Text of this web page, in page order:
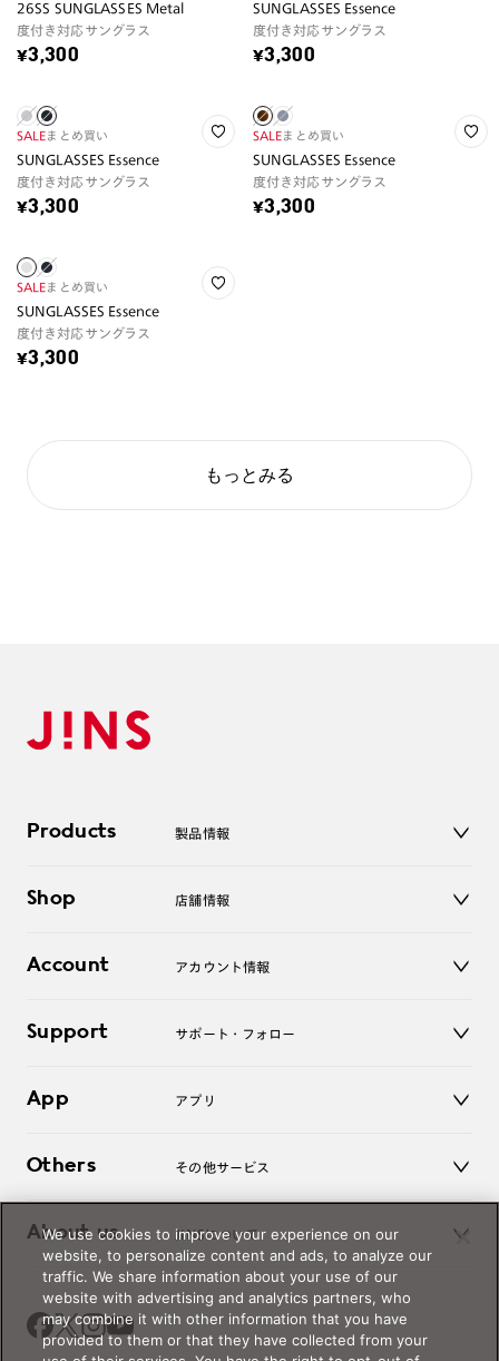
26SS SUNGLASSES Metal
度付き対応サングラス
¥3,300
SUNGLASSES Essence
度付き対応サングラス
¥3,300
SALEまとめ買い
SUNGLASSES Essence
度付き対応サングラス
¥3,300
SALEまとめ買い
SUNGLASSES Essence
度付き対応サングラス
¥3,300
SALEまとめ買い
SUNGLASSES Essence
度付き対応サングラス
¥3,300
もっとみる
Products 製品情報
サングラス
コンタクトレンズ
アクセサリー
Shop 店舗情報
オンラインショップ
Account アカウント情報
ログアウト
Support サポート・フォロー
よくあるご質問
お問い合わせ
App アプリ
Others その他サービス
レンズ交換
オンラインギフト
価格案内
About us JINSについて
Magnify Life
会社概要
採用情報
法人のお客様
We use cookies to improve your experience on our
website, to personalize content and ads, to analyze our
traffic. We share information about your use of our
website with advertising and analytics partners, who
may combine it with other information that you have
provided to them or that they have collected from your